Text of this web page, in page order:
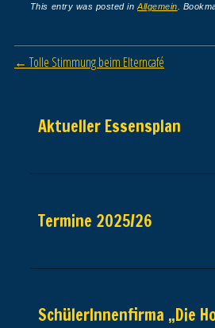
This entry was posted inAllgemein .
Post navigation
← Tolle Stimmung beim Elterncafé
Aktueller Essensplan
Termine 2025/26
SchülerInnenfirma „Die